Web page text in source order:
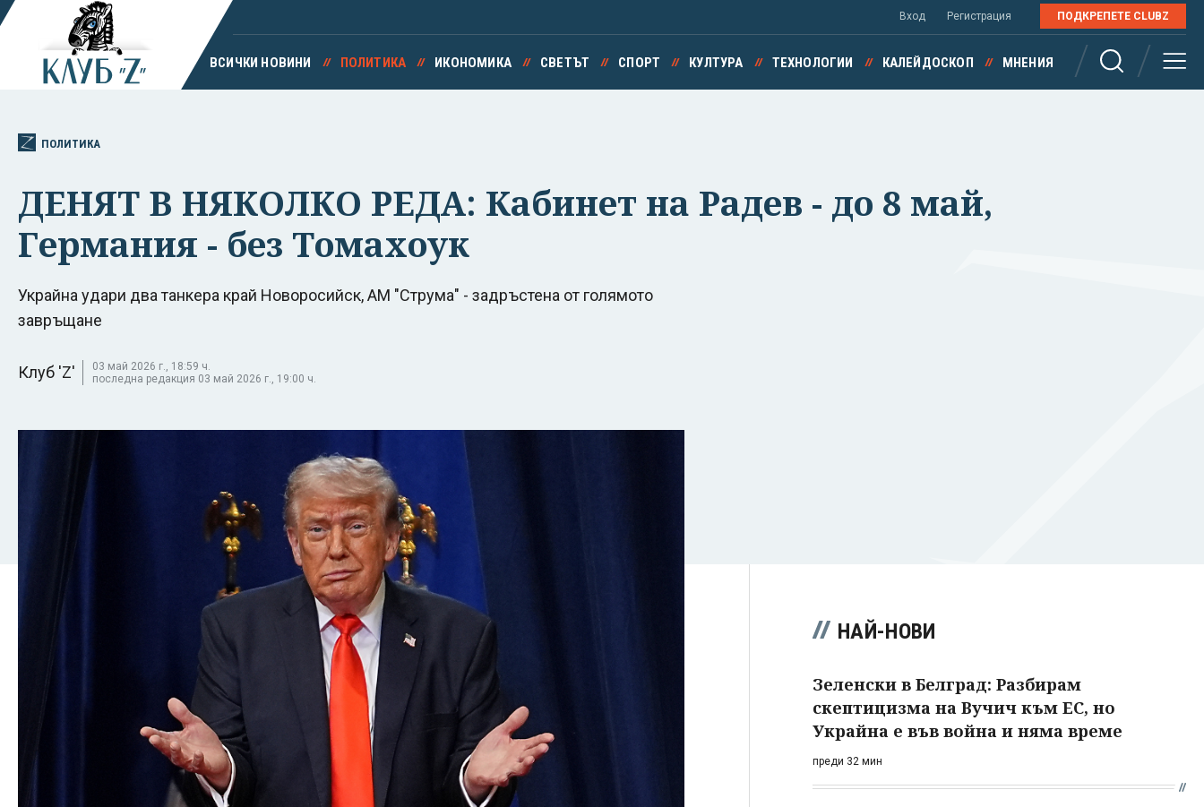
Вход Регистрация ПОДКРЕПЕТЕ CLUBZ
ВСИЧКИ НОВИНИ ПОЛИТИКА ИКОНОМИКА СВЕТЪТ СПОРТ КУЛТУРА ТЕХНОЛОГИИ КАЛЕЙДОСКОП МНЕНИЯ
ПОЛИТИКА
ДЕНЯТ В НЯКОЛКО РЕДА: Кабинет на Радев - до 8 май,
Германия - без Томахоук
Украйна удари два танкера край Новоросийск, АМ "Струма" - задръстена от голямото
завръщане
Клуб 'Z'
03 май 2026 г., 18:59 ч.
последна редакция 03 май 2026 г., 19:00 ч.
НАЙ-НОВИ
Зеленски в Белград: Разбирам
скептицизма на Вучич към ЕС, но
Украйна е във война и няма време
преди 32 мин